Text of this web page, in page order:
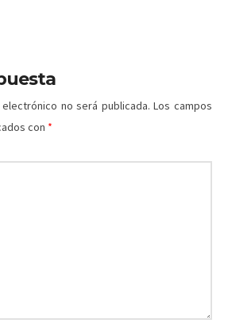
no será publicada. Los campos
con *